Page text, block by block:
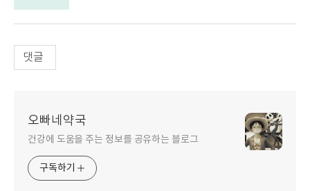
댓글
오빠네약국
건강에 도움을 주는 정보를 공유하는 블로그
구독하기